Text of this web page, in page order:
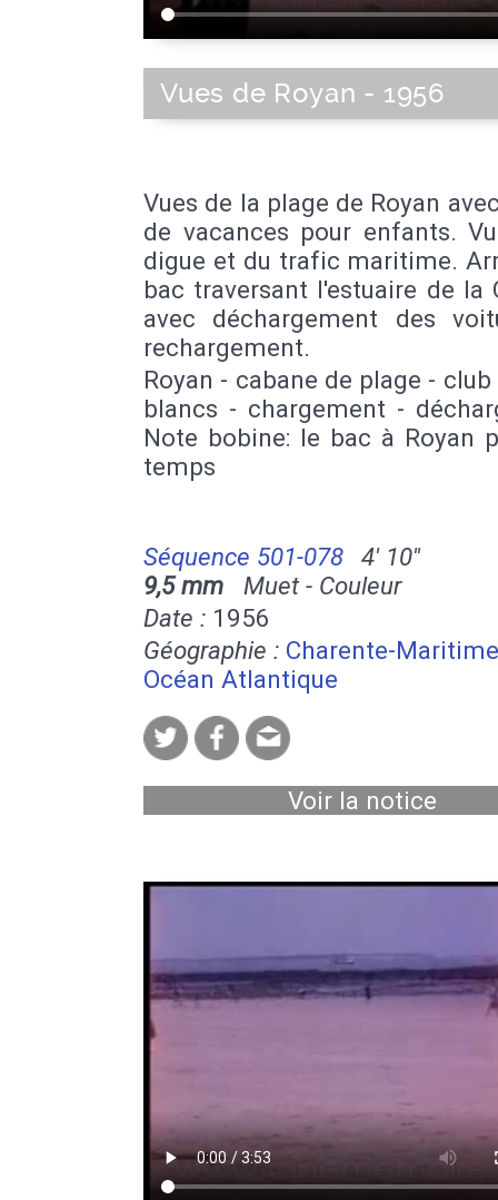
Vues de Royan - 1956
Vues de la plage de Royan
de vacances pour enfants.
digue et du trafic maritime.
bac traversant l'estuaire de la
avec déchargement des
rechargement.
Royan - cabane de plage -
blancs - chargement -
Note bobine: le bac à Royan
temps
Séquence 501-078
4' 10''
9,5 mm Muet - Couleur
Date : 1956
Géographie : Charente-
Océan Atlantique
Voir la notice